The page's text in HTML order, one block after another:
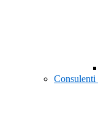
Consulenti